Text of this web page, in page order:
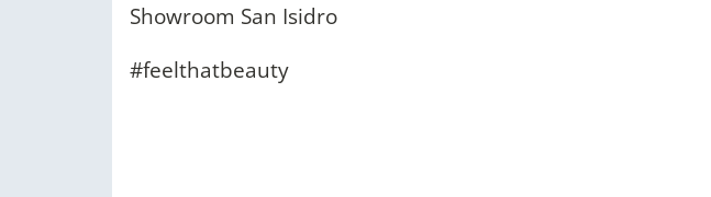
Showroom San Isidro
#feelthatbeauty